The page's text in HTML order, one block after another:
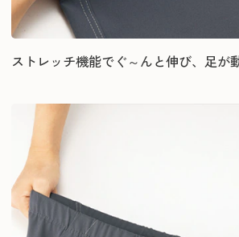
ストレッチ機能でぐ～んと伸び、足が